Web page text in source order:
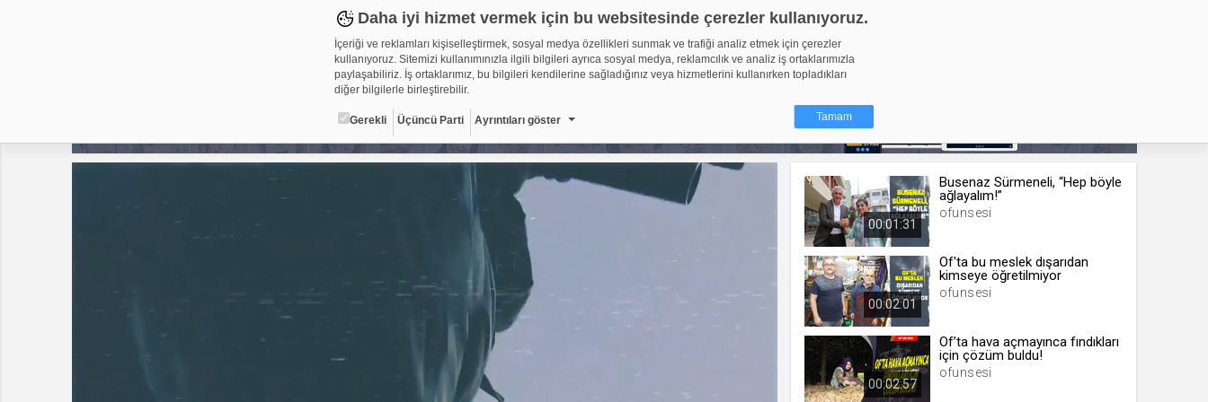
Daha iyi hizmet vermek için bu websitesinde çerezler kullanıyoruz.
İçeriği ve reklamları kişiselleştirmek, sosyal medya özellikleri sunmak ve trafiği analiz etmek için çerezler
kullanıyoruz. Sitemizi kullanımınızla ilgili bilgileri ayrıca sosyal medya, reklamcılık ve analiz iş ortaklarımızla
paylaşabiliriz. İş ortaklarımız, bu bilgileri kendilerine sağladığınız veya hizmetlerini kullanırken topladıkları
diğer bilgilerle birleştirebilir.
Gerekli Üçüncü Parti Ayrıntıları göster Tamam
Çerez nedir?
Çerezler, web-sitelerinin, kullanıcıların deneyimlerini daha verimli hale getirmek amacıyla kullandığı küçük
metin dosyalarıdır. Yasalara göre, bu sitenin işletilmesi için kesinlikle gerekli olan çerezleri cihazınıza
yerleştirebiliyoruz. Diğer çerez türleri için sizden izin almamız gerekiyor. Bu site farklı çerez türleri
kullanmaktadır. Bazı çerezler, sayfalarımızda yer alan üçüncü şahıs hizmetleri tarafından yerleştirilir. İzniniz şu
Gerekli çerezler, sayfada gezinme ve web-sitesinin güvenli alanlarına
erişim gibi temel işlevleri sağlayarak web-sitesinin daha kullanışlı hale
getirilmesine yardımcı olur. Web-sitesi bu çerezler olmadan doğru bir
şekilde işlev gösteremez.
Adı Süresi
00:01:31
Busenaz Sürmeneli, “Hep böyle
ağlayalım!”
ofunsesi
00:02:01
Of'ta bu meslek dışarıdan
kimseye öğretilmiyor
ofunsesi
00:02:57
Of’ta hava açmayınca fındıkları
için çözüm buldu!
ofunsesi